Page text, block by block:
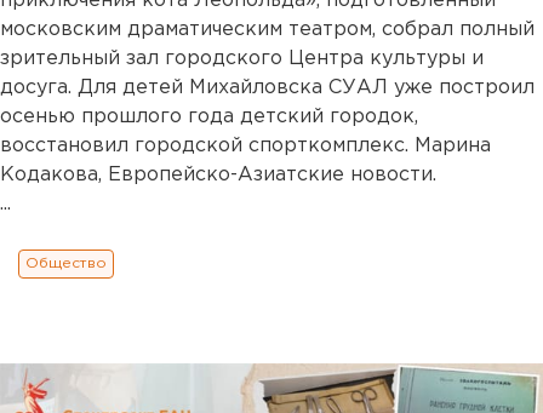
московским драматическим театром, собрал полный
зрительный зал городского Центра культуры и
досуга. Для детей Михайловска СУАЛ уже построил
осенью прошлого года детский городок,
восстановил городской спорткомплекс. Марина
Кодакова, Европейско-Азиатские новости.
...
Общество